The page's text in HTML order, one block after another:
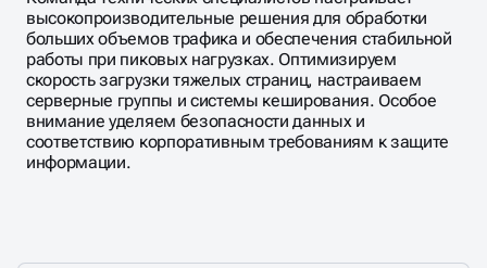
высокопроизводительные решения для обработки
больших объемов трафика и обеспечения стабильной
работы при пиковых нагрузках. Оптимизируем
скорость загрузки тяжелых страниц, настраиваем
серверные группы и системы кеширования. Особое
внимание уделяем безопасности данных и
соответствию корпоративным требованиям к защите
информации.